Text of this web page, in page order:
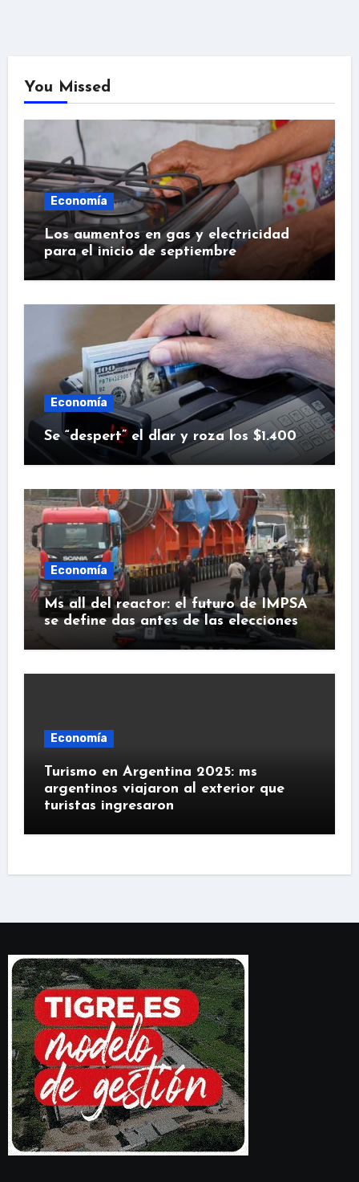
You Missed
Economía
Los aumentos en gas y electricidad
para el inicio de septiembre
Economía
Se “despert” el dlar y roza los $1.400
Economía
Ms all del reactor: el futuro de IMPSA
se define das antes de las elecciones
Economía
Turismo en Argentina 2025: ms
argentinos viajaron al exterior que
turistas ingresaron